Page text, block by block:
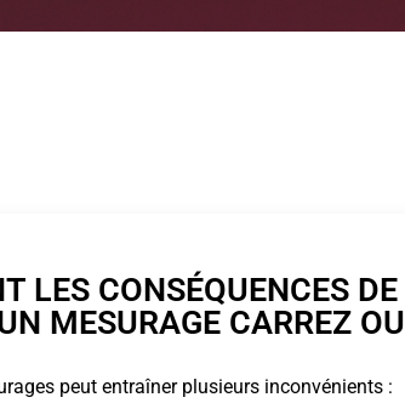
LES CONSÉQUENCES DE
MESURAGE CARREZ OU
peut entraîner plusieurs inconvénients :